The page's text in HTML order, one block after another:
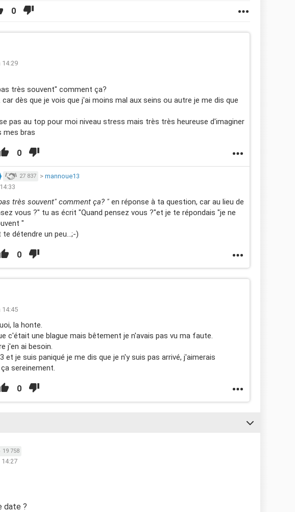
0
14:29
très souvent" comment ça?
dès que je vois que j'ai moins mal aux seins ou autre je me dis que
pas au top pour moi niveau stress mais très très heureuse d'imaginer
mes bras
0
27 837 > mannoue13
très souvent" comment ça? " en réponse à ta question, car au lieu de
vous ?" tu as écrit "Quand pensez vous ?"et je te répondais "je ne
"
détendre un peu...;-)
0
14:45
la honte.
c'était une blague mais bêtement je n'avais pas vu ma faute.
j'en ai besoin.
et je suis paniqué je me dis que je n'y suis pas arrivé, j'aimerais
sereinement.
0
19 758
14:27
date ?